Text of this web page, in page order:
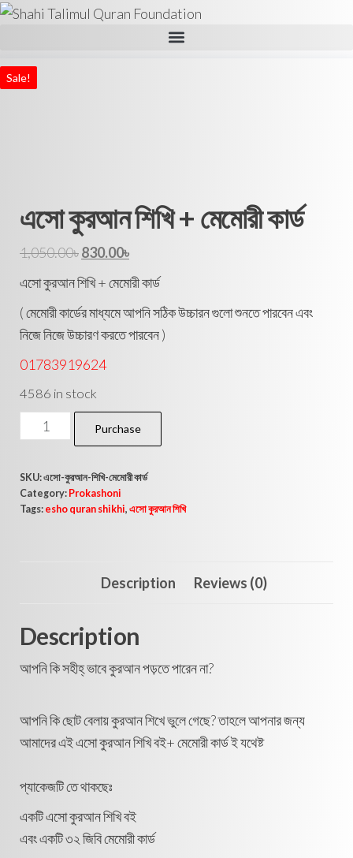
Sale!
এসো কুরআন শিখি + মেমোরী কার্ড
1,050.00৳830.00৳
এসো কুরআন শিখি + মেমোরী কার্ড
( মেমোরী কার্ডের মাধ্যমে আপনি সঠিক উচ্চারন গুলো শুনতে পারবেন এবং
নিজে নিজে উচ্চারণ করতে পারবেন )
01783919624
4586 in stock
Purchase
SKU:এসো-কুরআন-শিখি-মেমোরী কার্ড
Category: Prokashoni
Tags: esho quran shikhi, এসো কুরআন শিখি
Description Reviews (0)
Description
আপনি কি সহীহ্ ভাবে কুরআন পড়তে পারেন না?
আপনি কি ছোট বেলায় কুরআন শিখে ভুলে গেছে? তাহলে আপনার জন্য
আমাদের এই এসো কুরআন শিখি বই+ মেমোরী কার্ড ই যথেষ্ট
প্যাকেজটি তে থাকছেঃ
একটি এসো কুরআন শিখি বই
এবং একটি ৩২ জিবি মেমোরী কার্ড